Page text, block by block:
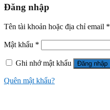
Đăng nhập
Tên tài khoản hoặc địa chỉ email *
Mật khẩu *
Ghi nhớ mật khẩu Đăng nhập
Quên mật khẩu?